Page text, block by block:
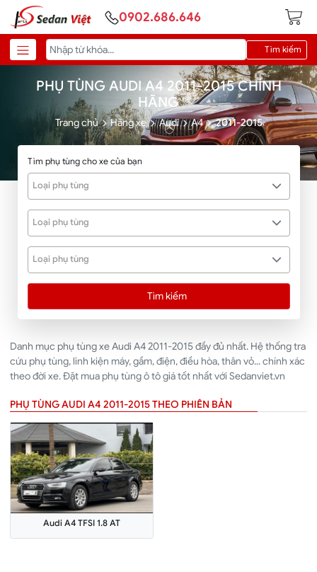
0902.686.646
Tìm kiếm
PHỤ TÙNG AUDI A4 2011-2015 CHÍNH
HÃNG
Trang chủ Hãng xe Audi A4 2011-2015
Tìm phụ tùng cho xe của bạn
Loại phụ tùng
Loại phụ tùng
Loại phụ tùng
Tìm kiếm
Danh mục phụ tùng xe Audi A4 2011-2015 đầy đủ nhất. Hệ thống tra
cứu phụ tùng, linh kiện máy, gầm, điện, điều hòa, thân vỏ... chính xác
theo đời xe. Đặt mua phụ tùng ô tô giá tốt nhất với Sedanviet.vn
PHỤ TÙNG AUDI A4 2011-2015 THEO PHIÊN BẢN
Audi A4 TFSI 1.8 AT